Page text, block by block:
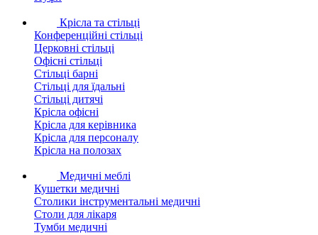
Крісла та стільці
Конференційні стільці
Церковні стільці
Офісні стільці
Стільці барні
Стільці для їдальні
Стільці дитячі
Крісла офісні
Крісла для керівника
Крісла для персоналу
Крісла на полозах
Медичні меблі
Кушетки медичні
Столики інструментальні медичні
Столи для лікаря
Тумби медичні